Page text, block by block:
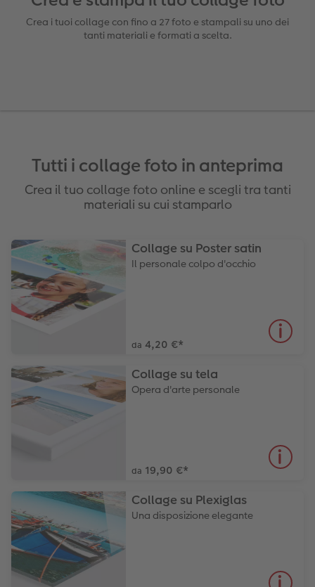
Foto adesivi
Foto istantanee
Plexiglas
Foto su legno
Mosaico
Cover
Cartoline spedizione diretta
Crea i tuoi collage con fino a 27 foto e stampali su uno dei
tanti materiali e formati a scelta.
Tutti i collage foto in anteprima
Crea il tuo collage foto online e scegli tra tanti
materiali su cui stamparlo
Collage su Poster satin
Il personale colpo d'occhio
da 4,20 €*
Collage su tela
Opera d'arte personale
da 19,90 €*
Collage su Plexiglas
Una disposizione elegante